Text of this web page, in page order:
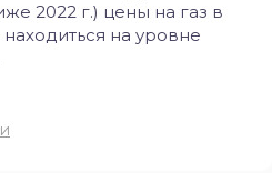
2022 г.) цены на газ в
на уровне